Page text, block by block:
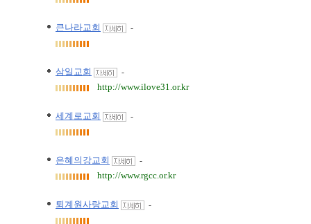
큰나라교회 -
삼일교회 -
http://www.ilove31.or.kr
세계로교회 -
은혜의강교회 -
http://www.rgcc.or.kr
퇴계원사랑교회 -